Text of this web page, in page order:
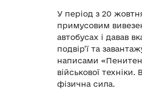
У період з 20
примусовим
автобусах і давав
подвір’ї та
написами
військової
фізична сила.